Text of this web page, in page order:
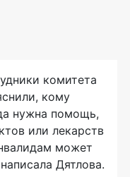
комитета
кому
нужна помощь,
или лекарств
может
Дятлова.